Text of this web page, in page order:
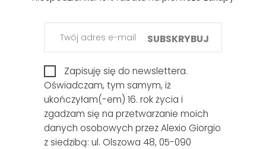
SUBSKRYBUJ
Zapisuję się do newslettera.
Oświadczam, tym samym, iż
ukończyłam(-em) 16. rok życia i
zgadzam się na przetwarzanie moich
danych osobowych przez Alexio Giorgio
z siedzibą: ul. Olszowa 48, 05-090